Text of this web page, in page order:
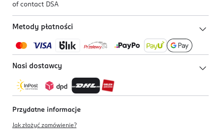
of contact DSA
Metody płatności
Nasi dostawcy
Przydatne informacje
Jak złożyć zamówienie?